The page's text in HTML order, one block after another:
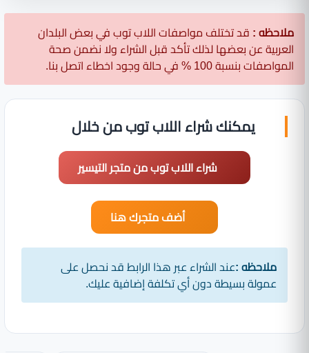
ملاحظه : قد تختلف مواصفات اللاب توب في بعض البلدان
العربية عن بعضها لذلك تأكد قبل الشراء ولا نضمن صحة
المواصفات بنسبة 100 % في حالة وجود اخطاء اتصل بنا.
يمكنك شراء اللاب توب من خلال
شراء اللاب توب من متجر التيسير
أضف متجرك هنا
ملاحظه :عند الشراء عبر هذا الرابط قد نحصل على
عمولة بسيطة دون أي تكلفة إضافية عليك.